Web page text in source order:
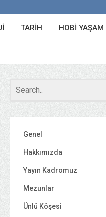
TARIH HOBI YAŞAM
Genel
Hakkımızda
Yayın Kadromuz
Mezunlar
Ünlü Köşesi